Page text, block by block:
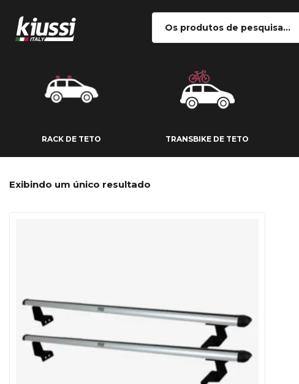
RACK DE TETO TRANSBIKE DE TETO
TRANSBIKE DE TETO
Exibindo um único resultado